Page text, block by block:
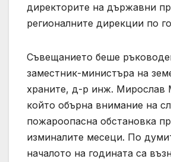
директорите на държавни
регионалните дирекции по
Съвещанието беше
заместник-министъра на
храните, д-р инж. Мирослав
който обърна внимание на
пожароопасна обстановка
изминалите месеци. По
началото на годината са